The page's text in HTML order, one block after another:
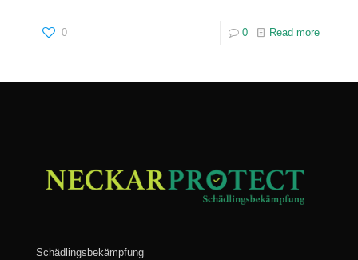
0 0 Read more
Schädlingsbekämpfung